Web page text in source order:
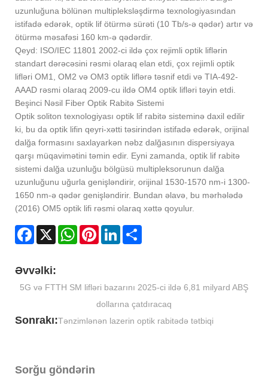
uzunluğuna bölünən multipleksləşdirmə texnologiyasından
istifadə edərək, optik lif ötürmə sürəti (10 Tb/s-ə qədər) artır və
ötürmə məsafəsi 160 km-ə qədərdir.
Qeyd: ISO/IEC 11801 2002-ci ildə çox rejimli optik liflərin
standart dərəcəsini rəsmi olaraq elan etdi, çox rejimli optik
lifləri OM1, OM2 və OM3 optik liflərə təsnif etdi və TIA-492-
AAAD rəsmi olaraq 2009-cu ildə OM4 optik lifləri təyin etdi.
Beşinci Nəsil Fiber Optik Rabitə Sistemi
Optik soliton texnologiyası optik lif rabitə sisteminə daxil edilir
ki, bu da optik lifin qeyri-xətti təsirindən istifadə edərək, orijinal
dalğa formasını saxlayarkən nəbz dalğasının dispersiyaya
qarşı müqavimətini təmin edir. Eyni zamanda, optik lif rabitə
sistemi dalğa uzunluğu bölgüsü multipleksorunun dalğa
uzunluğunu uğurla genişləndirir, orijinal 1530-1570 nm-i 1300-
1650 nm-ə qədər genişləndirir. Bundan əlavə, bu mərhələdə
(2016) OM5 optik lifi rəsmi olaraq xəttə qoyulur.
Facebook
X WhatsAppPinterestLinkedIn
Əvvəlki:
5G və FTTH SM lifləri bazarını 2025-ci ildə 6,81 milyard ABŞ
dollarına çatdıracaq
Sonrakı:Tənzimlənən lazerin optik rabitədə tətbiqi
Sorğu göndərin